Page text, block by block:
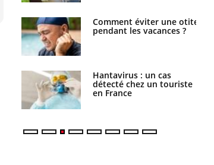
Comment éviter une otite
pendant les vacances ?
Hantavirus : un cas
détecté chez un touriste
en France
Grossesse à risque : ce jus
naturel attire l'attention
des chercheurs
Comment oublier les
écrans en vacances ?